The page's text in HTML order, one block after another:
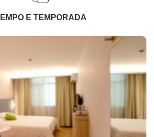
E TEMPORADA